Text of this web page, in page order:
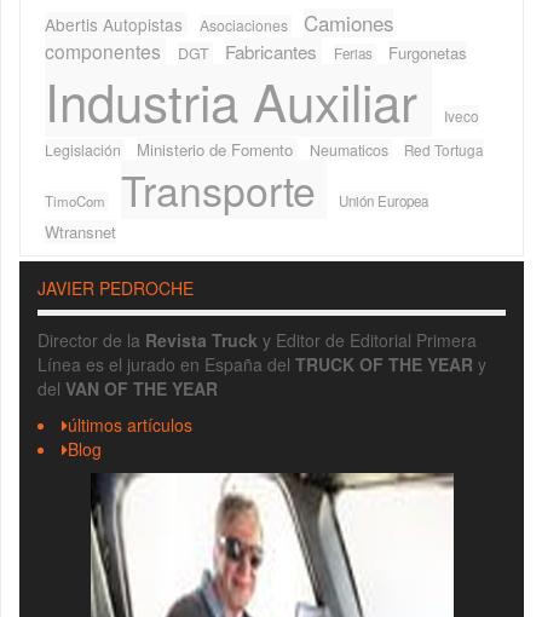
Abertis Autopistas Asociaciones Camiones
componentes DGT Fabricantes Ferias Furgonetas
Industria Auxiliar
Iveco
Legislación
Ministerio de Fomento Neumaticos Red Tortuga
TimoCom Transporte Unión Europea
Wtransnet
JAVIER PEDROCHE
Director de la Revista Truck y Editor de Editorial Primera
Línea es el jurado en España del TRUCK OF THE YEAR y
del VAN OF THE YEAR
últimos artículos
Blog